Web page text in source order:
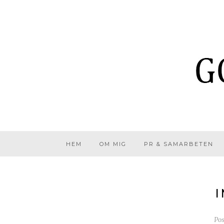
HEM OM MIG PR & SAMARBETEN